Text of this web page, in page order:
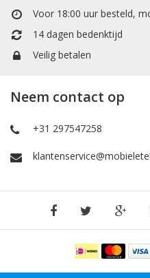
Voor 18:00 uur besteld,
14 dagen bedenktijd
Veilig betalen
Neem contact op
+31 297547258